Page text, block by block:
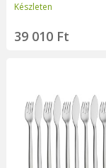
Készleten
39 010 Ft